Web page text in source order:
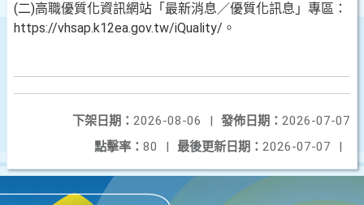
(二)高職優質化資訊網站「最新消息／優質化訊息」專區：
https://vhsap.k12ea.gov.tw/iQuality/。
發佈日期： 2026-07-07
下架日期： 2026-08-06
|
最後更新日期： 2026-07-07 |
點擊率： 80 |